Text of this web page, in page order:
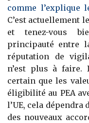
comme l’explique
C’est actuellement
et tenez-vous
principauté entre
réputation de
n’est plus à faire.
certain que les
éligibilité au PEA
l’UE, cela
des nouveaux